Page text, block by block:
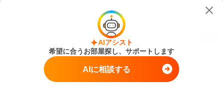
空室状況をお問い合わせ
25万円 管理費9,000円
25万円 礼 50万円
AIアシスト
希望に合うお部屋探し、サポートします
AIに相談する